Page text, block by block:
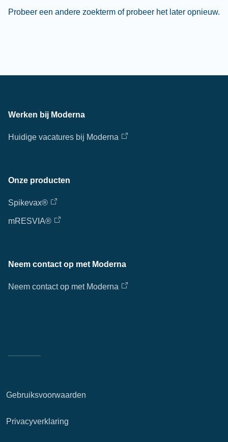
Probeer een andere zoekterm of probeer het later opnieuw.
Werken bij Moderna
Huidige vacatures bij Moderna
Onze producten
Spikevax®
mRESVIA®
Neem contact op met Moderna
Neem contact op met Moderna
Gebruiksvoorwaarden
Privacyverklaring